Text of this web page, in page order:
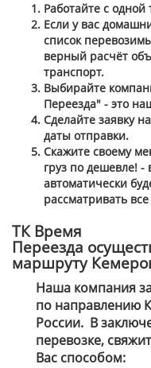
Работайте с
Если у вас
список
верный расчёт
транспорт.
Выбирайте
Переезда" - это
Сделайте заявку
даты отправки.
Скажите своему
груз по дешевле! -
автоматически
рассматривать
ТК Время
Переезда
маршруту
Наша компания
по направлению
России. В
перевозке,
Вас способом: